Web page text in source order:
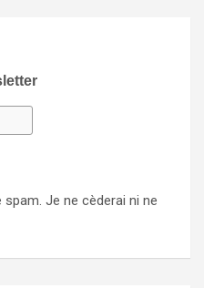
Je ne cèderai ni ne